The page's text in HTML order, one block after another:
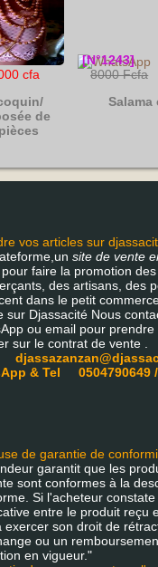
cfa
de
[N°1243]
8000 Fcfa
Salama
vos articles sur
site de vente
faire la promotion
des artisans, des
dans le petit
sur Djassacité Nous
ou email pour
sur le contrat de vente .
& Tel 0504790649 /
de garantie de
garantit que les
sont conformes à la
Si l'acheteur
entre le produit reçu
exercer son droit de
ou un
en vigueur."